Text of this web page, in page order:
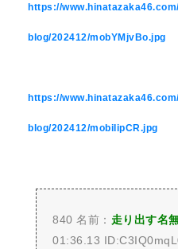
https://
blog/202412/mobYMjvBo.jpg
https://
blog/202412/mobiIipCR.jpg
840 名前： 走り出す名
01:36.13